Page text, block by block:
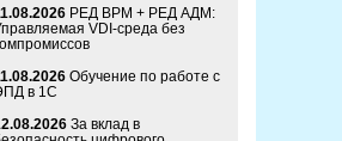
РЕД ВРМ + РЕД АДМ:
VDI-среда без
Обучение по работе с
в 1С
За вклад в